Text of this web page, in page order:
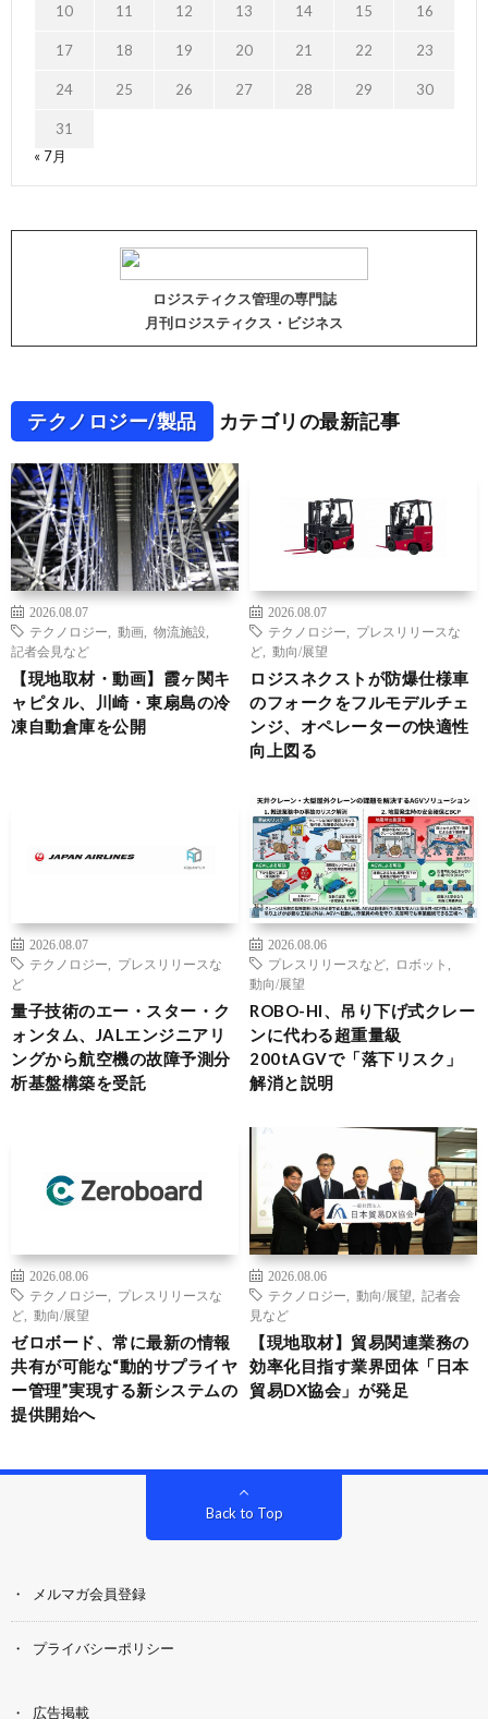
10 11 12 13 14 15 16
17 18 19 20 21 22 23
24 25 26 27 28 29 30
31
« 7月
ロジスティクス管理の専門誌
月刊ロジスティクス・ビジネス
テクノロジー/製品 カテゴリの最新記事
2026.08.07
テクノロジー
動画 物流施設
記者会見など
【現地取材・動画】霞ヶ関キ
ャピタル、川崎・東扇島の冷
凍自動倉庫を公開
2026.08.07
テクノロジー
プレスリリースな
ど
動向/展望
ロジスネクストが防爆仕様車
のフォークをフルモデルチェ
ンジ、オペレーターの快適性
向上図る
2026.08.07
テクノロジー
プレスリリースな
ど
量子技術のエー・スター・ク
ォンタム、JALエンジニアリ
ングから航空機の故障予測分
析基盤構築を受託
2026.08.06
プレスリリースなど
ロボット
動向/展望
ROBO-HI、吊り下げ式クレー
ンに代わる超重量級
200tAGVで「落下リスク」
解消と説明
2026.08.06
テクノロジー
プレスリリースな
ど
動向/展望
ゼロボード、常に最新の情報
共有が可能な“動的サプライヤ
ー管理”実現する新システムの
提供開始へ
2026.08.06
テクノロジー
動向/展望
記者会
見など
【現地取材】貿易関連業務の
効率化目指す業界団体「日本
貿易DX協会」が発足
Back to Top
メルマガ会員登録
プライバシーポリシー
広告掲載